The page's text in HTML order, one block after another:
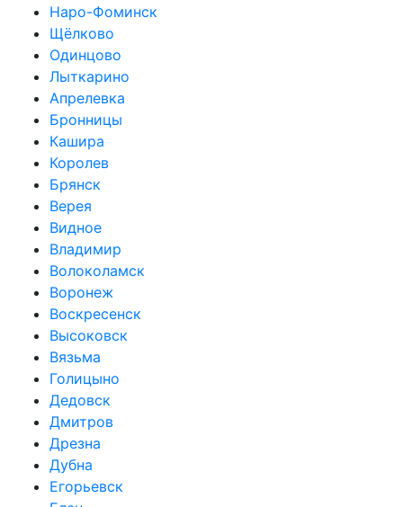
Наро-Фоминск
Щёлково
Одинцово
Лыткарино
Апрелевка
Бронницы
Кашира
Королев
Брянск
Верея
Видное
Владимир
Волоколамск
Воронеж
Воскресенск
Высоковск
Вязьма
Голицыно
Дедовск
Дмитров
Дрезна
Дубна
Егорьевск